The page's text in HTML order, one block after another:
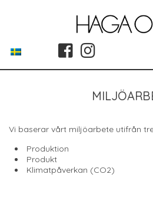
Vi baserar vårt miljöarbete utifrån
Produktion
Produkt
Klimatpåverkan (CO2)